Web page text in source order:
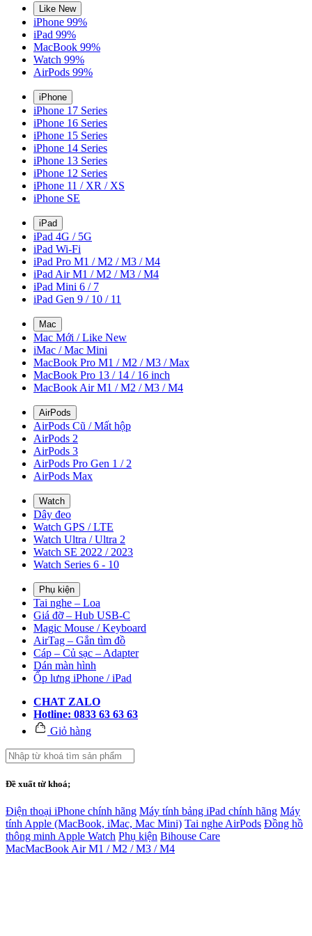
Like New
iPhone 99%
iPad 99%
MacBook 99%
Watch 99%
AirPods 99%
iPhone
iPhone 17 Series
iPhone 16 Series
iPhone 15 Series
iPhone 14 Series
iPhone 13 Series
iPhone 12 Series
iPhone 11 / XR / XS
iPhone SE
iPad
iPad 4G / 5G
iPad Wi-Fi
iPad Pro M1 / M2 / M3 / M4
iPad Air M1 / M2 / M3 / M4
iPad Mini 6 / 7
iPad Gen 9 / 10 / 11
Mac
Mac Mới / Like New
iMac / Mac Mini
MacBook Pro M1 / M2 / M3 / Max
MacBook Pro 13 / 14 / 16 inch
MacBook Air M1 / M2 / M3 / M4
AirPods
AirPods Cũ / Mất hộp
AirPods 2
AirPods 3
AirPods Pro Gen 1 / 2
AirPods Max
Watch
Dây đeo
Watch GPS / LTE
Watch Ultra / Ultra 2
Watch SE 2022 / 2023
Watch Series 6 - 10
Phụ kiện
Tai nghe – Loa
Giá đỡ – Hub USB-C
Magic Mouse / Keyboard
AirTag – Gắn tìm đồ
Cáp – Củ sạc – Adapter
Dán màn hình
Ốp lưng iPhone / iPad
CHAT ZALO
Hotline: 0833 63 63 63
Giỏ hàng
Đề xuất từ khoá;
Điện thoại iPhone chính hãng Máy tính bảng iPad chính hãng Máy
tính Apple (MacBook, iMac, Mac Mini) Tai nghe AirPods Đồng hồ
thông minh Apple Watch Phụ kiện Bihouse Care
MacMacBook Air M1 / M2 / M3 / M4